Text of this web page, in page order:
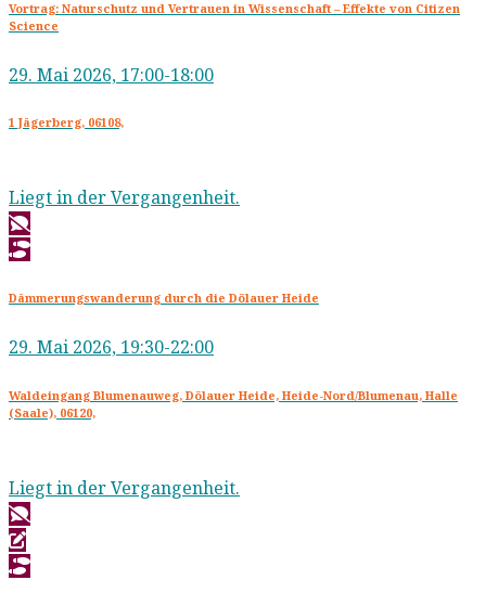
Vortrag: Naturschutz und Vertrauen in Wissenschaft – Effekte von Citizen
Science
29. Mai 2026, 17:00-18:00
1 Jägerberg, 06108,
Liegt in der Vergangenheit.
Dämmerungswanderung durch die Dölauer Heide
29. Mai 2026, 19:30-22:00
Waldeingang Blumenauweg, Dölauer Heide, Heide-Nord/Blumenau, Halle
(Saale), 06120,
Liegt in der Vergangenheit.